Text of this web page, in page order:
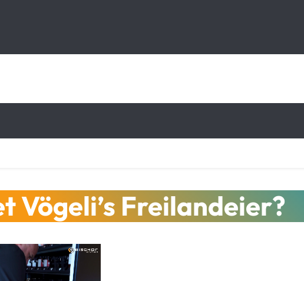
Vögeli’s Freilandeier?